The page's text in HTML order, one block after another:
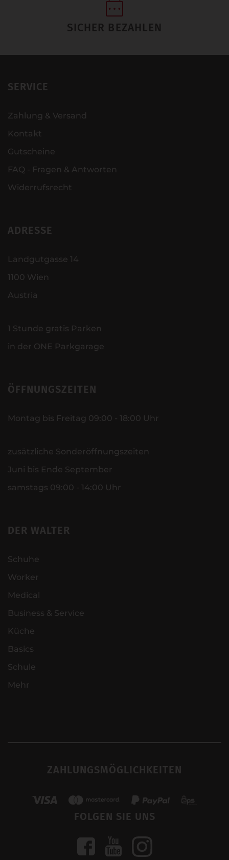
SICHER BEZAHLEN
SERVICE
Zahlung & Versand
Kontakt
Gutscheine
FAQ - Fragen & Antworten
Widerrufsrecht
ADRESSE
Landgutgasse 14
1100 Wien
Austria
1 Stunde gratis Parken
in der ONE Parkgarage
ÖFFNUNGSZEITEN
Montag bis Freitag 09:00 - 18:00 Uhr
zusätzliche Sonderöffnungszeiten
Juni bis Ende September
samstags 09:00 - 14:00 Uhr
DER WALTER
Schuhe
Worker
Medical
Business & Service
Küche
Basics
Schule
Mehr
ZAHLUNGSMÖGLICHKEITEN
FOLGEN SIE UNS